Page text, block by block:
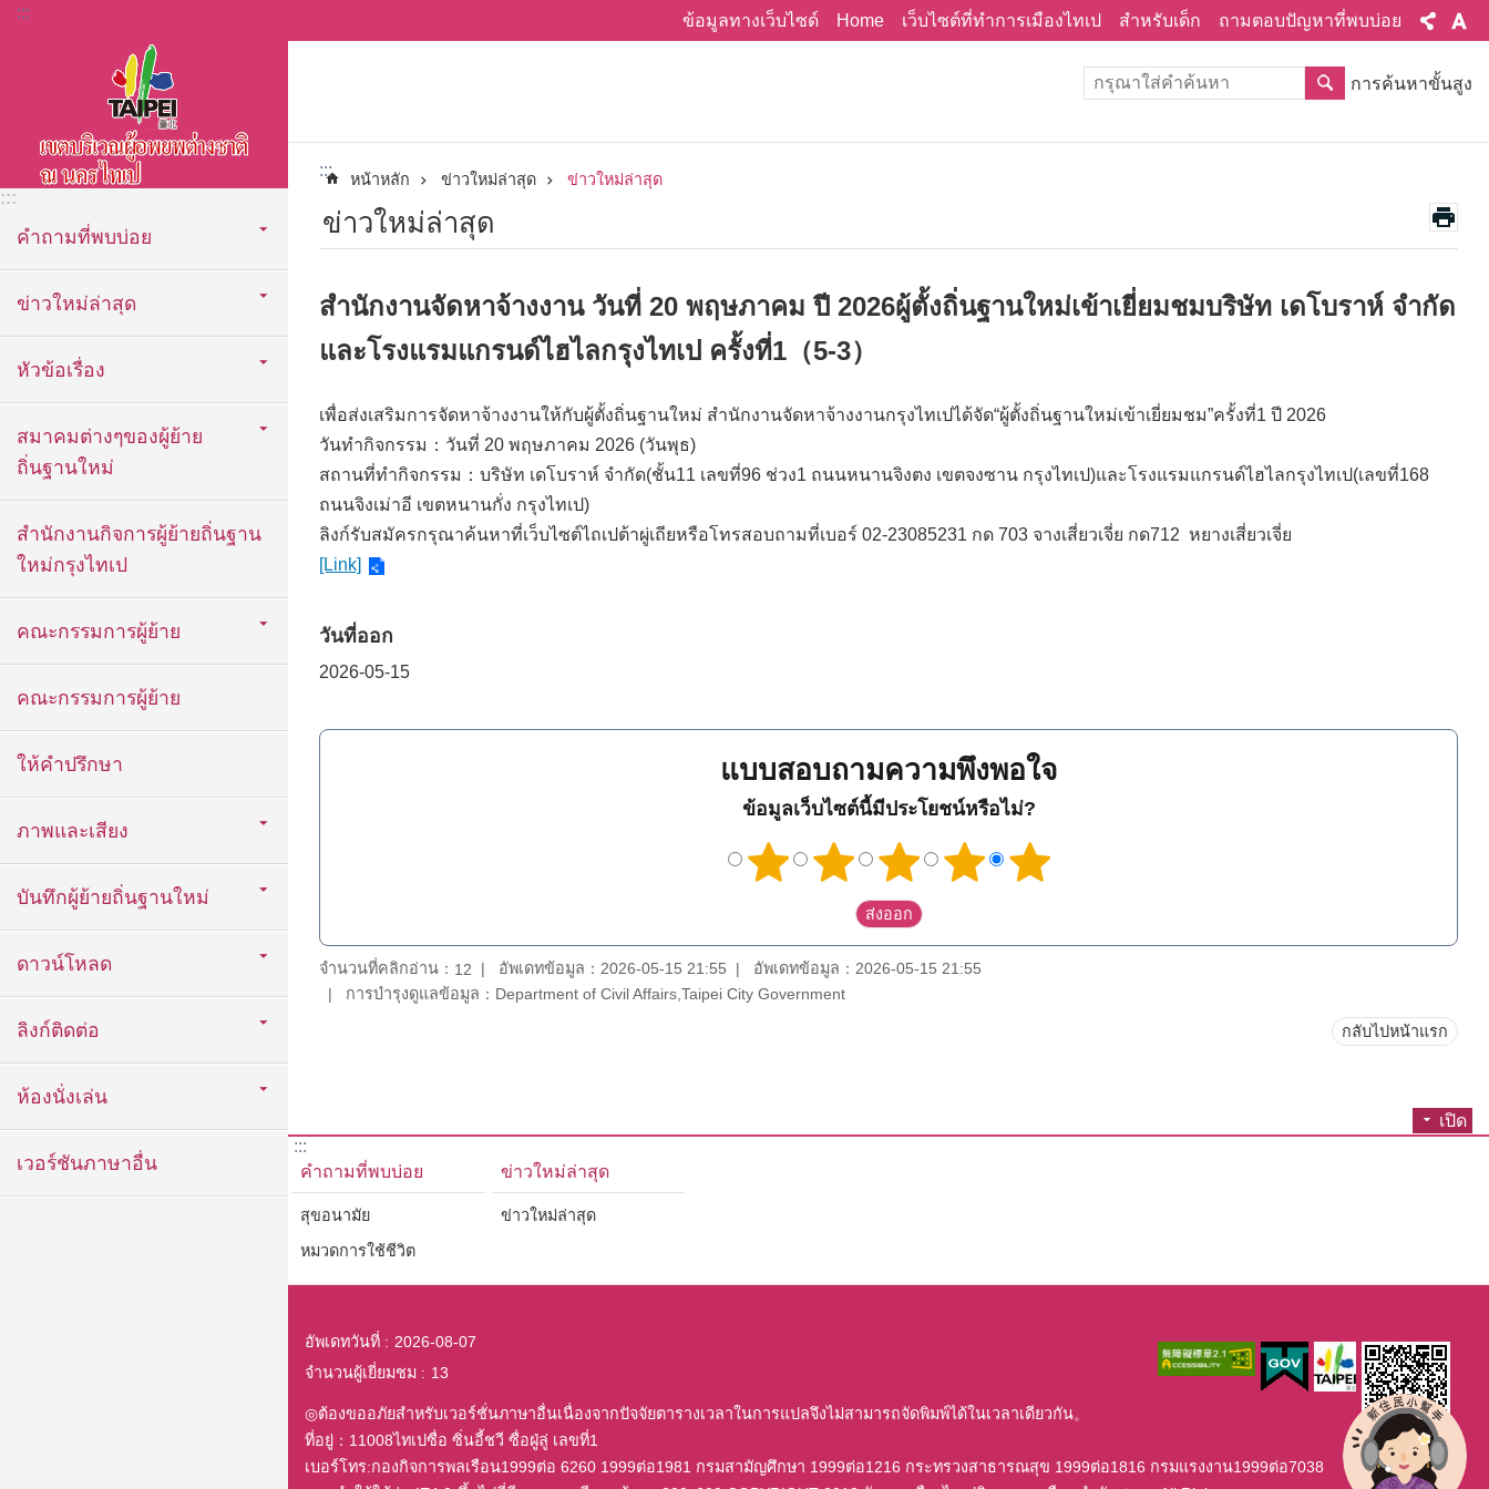
ข้ามไปที่บล็อกเนื้อหาหลัก
::: ข้อมูลทางเว็บไซด์ Home เว็บไซต์ที่ทำการเมืองไทเป สำหรับเด็ก ถามตอบปัญหาที่พบบ่อย
:::
คำถามที่พบบ่อย
ข่าวใหม่ล่าสุด
หัวข้อเรื่อง
สมาคมต่างๆของผู้ย้าย
ถิ่นฐานใหม่
สำนักงานกิจการผู้ย้ายถิ่นฐาน
ใหม่กรุงไทเป
คณะกรรมการผู้ย้าย
คณะกรรมการผู้ย้าย
ให้คำปรึกษา
ภาพและเสียง
บันทึกผู้ย้ายถิ่นฐานใหม่
ดาวน์โหลด
ลิงก์ติดต่อ
ห้องนั่งเล่น
เวอร์ชันภาษาอื่น
การค้นหาขั้นสูง
::: หน้าหลัก ข่าวใหม่ล่าสุด ข่าวใหม่ล่าสุด
ข่าวใหม่ล่าสุด
สำนักงานจัดหาจ้างงาน วันที่ 20 พฤษภาคม ปี 2026ผู้ตั้งถิ่นฐานใหม่เข้าเยี่ยมชมบริษัท เดโบราห์ จำกัด
และโรงแรมแกรนด์ไฮไลกรุงไทเป ครั้งที่1（5-3）
เพื่อส่งเสริมการจัดหาจ้างงานให้กับผู้ตั้งถิ่นฐานใหม่ สำนักงานจัดหาจ้างงานกรุงไทเปได้จัด“ผู้ตั้งถิ่นฐานใหม่เข้าเยี่ยมชม”ครั้งที่1 ปี 2026
วันทำกิจกรรม：วันที่ 20 พฤษภาคม 2026 (วันพุธ)
สถานที่ทำกิจกรรม：บริษัท เดโบราห์ จำกัด(ชั้น11 เลขที่96 ช่วง1 ถนนหนานจิงตง เขตจงซาน กรุงไทเป)และโรงแรมแกรนด์ไฮไลกรุงไทเป(เลขที่168
ถนนจิงเม่าอี เขตหนานกั่ง กรุงไทเป)
ลิงก์รับสมัครกรุณาค้นหาที่เว็บไซต์ไถเปต้าผู่เถียหรือโทรสอบถามที่เบอร์ 02-23085231 กด 703 จางเสี่ยวเจี่ย กด712 หยางเสี่ยวเจี่ย
[Link]
วันที่ออก
2026-05-15
แบบสอบถามความพึงพอใจ
ข้อมูลเว็บไซต์นี้มีประโยชน์หรือไม่?
จำนวนที่คลิกอ่าน： 12 อัพเดทข้อมูล：2026-05-15 21:55
อัพเดทข้อมูล：2026-05-15 21:55
การบำรุงดูแลข้อมูล：Department of Civil Affairs,Taipei City Government
กลับไปหน้าแรก
เปิด
:::
คำถามที่พบบ่อย
สุขอนามัย
หมวดการใช้ชีวิต
ข่าวใหม่ล่าสุด
ข่าวใหม่ล่าสุด
อัพเดทวันที่
2026-08-07
จำนวนผู้เยี่ยมชม
13
◎ต้องขออภัยสำหรับเวอร์ชั่นภาษาอื่นเนื่องจากปัจจัยตารางเวลาในการแปลจึงไม่สามารถจัดพิมพ์ได้ในเวลาเดียวกัน。
ที่อยู่：11008ไทเปซื่อ ซิ่นอี้ชวี ซื่อฝู่ลู่ เลขที่1
เบอร์โทร:กองกิจการพลเรือน1999ต่อ 6260 1999ต่อ1981 กรมสามัญศึกษา 1999ต่อ1216 กระทรวงสาธารณสุข 1999ต่อ1816 กรมแรงงาน1999ต่อ7038